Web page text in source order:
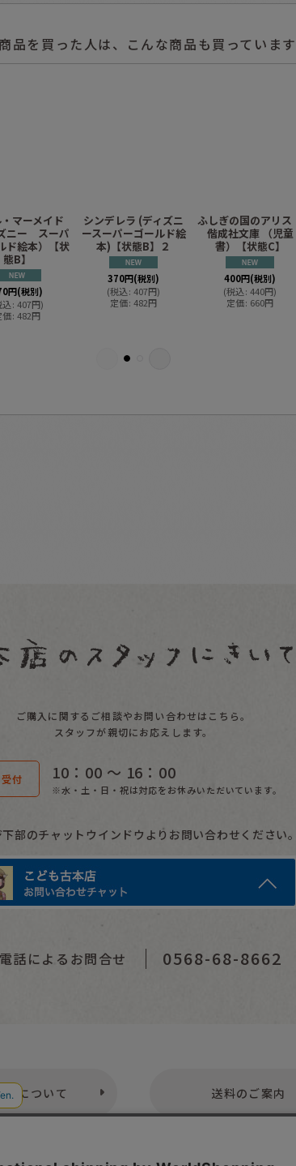
品を買った人は、こんな商品も買っています
マーメイド
ズニー スーパ
ド絵本）【状
態B】
円(税別)
込: 407円)
価: 482円
シンデレラ (ディズニ
ースーパーゴールド絵
本)【状態B】２
370円(税別)
(税込: 407円)
定価: 482円
ふしぎの国のアリス
偕成社文庫 （児童
書）【状態C】
400円(税別)
(税込: 440円)
定価: 660円
ご購入に関するご相談やお問い合わせはこちら。
スタッフが親切にお応えします。
受付 10：00 〜 16：00
※水・土・日・祝は対応をお休みいただいています。
部のチャットウインドウよりお問い合わせください。
話によるお問合せ 0568-68-8662
いについて 送料のご案内